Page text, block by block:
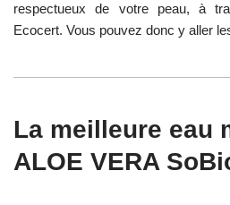
respectueux de votre peau, à
Ecocert. Vous pouvez donc y aller
La meilleure eau
ALOE VERA